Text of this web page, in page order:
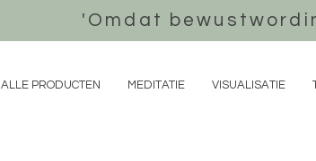
'Omdat
ALLE PRODUCTEN MEDITATIE VISUALISATIE